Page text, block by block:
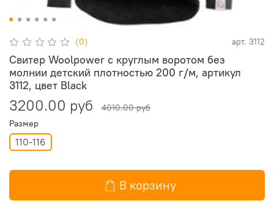
(0) арт. 3112
Свитер Woolpower с круглым воротом без
молнии детский плотностью 200 г/м, артикул
3112, цвет Black
3200.00 руб
4010.00 руб
Размер
110-116
В корзину